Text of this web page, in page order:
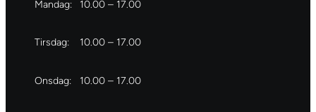
Mandag: 10.00 – 17.00
Tirsdag: 10.00 – 17.00
Onsdag: 10.00 – 17.00